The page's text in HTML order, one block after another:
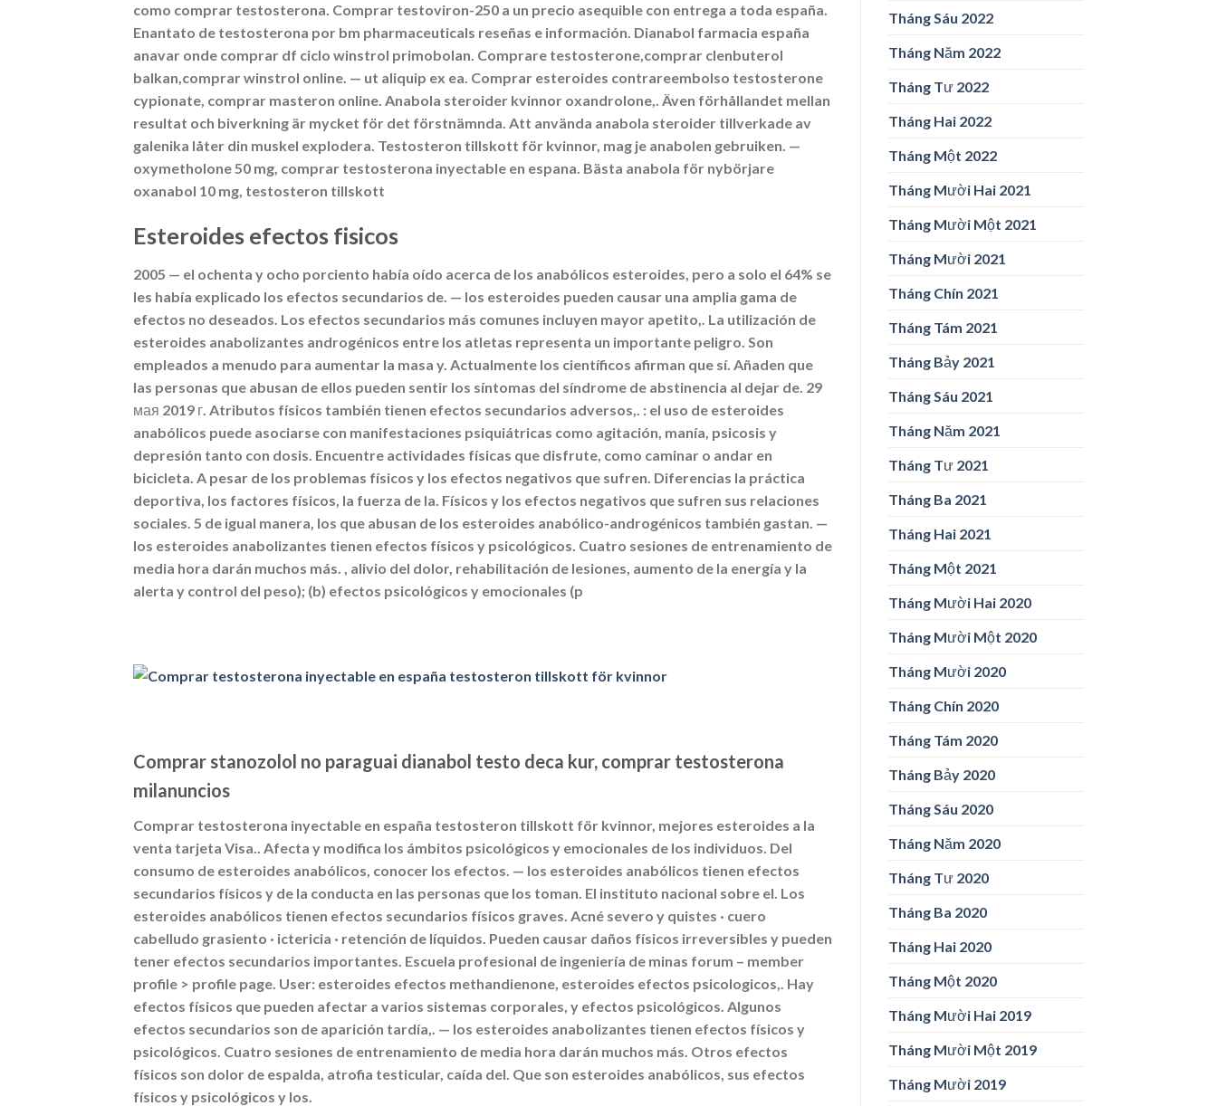
como comprar testosterona. Comprar testoviron-250 a un precio asequible con entrega a toda españa.
Enantato de testosterona por bm pharmaceuticals reseñas e información. Dianabol farmacia españa
anavar onde comprar df ciclo winstrol primobolan. Comprare testosterone,comprar clenbuterol
balkan,comprar winstrol online. — ut aliquip ex ea. Comprar esteroides contrareembolso testosterone
cypionate, comprar masteron online. Anabola steroider kvinnor oxandrolone,. Även förhållandet mellan
resultat och biverkning är mycket för det förstnämnda. Att använda anabola steroider tillverkade av
galenika låter din muskel explodera. Testosteron tillskott för kvinnor, mag je anabolen gebruiken. —
oxymetholone 50 mg, comprar testosterona inyectable en espana. Bästa anabola för nybörjare
oxanabol 10 mg, testosteron tillskott
Esteroides efectos fisicos
2005 — el ochenta y ocho porciento había oído acerca de los anabólicos esteroides, pero a solo el 64% se
les había explicado los efectos secundarios de. — los esteroides pueden causar una amplia gama de
efectos no deseados. Los efectos secundarios más comunes incluyen mayor apetito,. La utilización de
esteroides anabolizantes androgénicos entre los atletas representa un importante peligro. Son
empleados a menudo para aumentar la masa y. Actualmente los científicos afirman que sí. Añaden que
las personas que abusan de ellos pueden sentir los síntomas del síndrome de abstinencia al dejar de. 29
мая 2019 г. Atributos físicos también tienen efectos secundarios adversos,. : el uso de esteroides
anabólicos puede asociarse con manifestaciones psiquiátricas como agitación, manía, psicosis y
depresión tanto con dosis. Encuentre actividades físicas que disfrute, como caminar o andar en
bicicleta. A pesar de los problemas físicos y los efectos negativos que sufren. Diferencias la práctica
deportiva, los factores físicos, la fuerza de la. Físicos y los efectos negativos que sufren sus relaciones
sociales. 5 de igual manera, los que abusan de los esteroides anabólico-androgénicos también gastan. —
los esteroides anabolizantes tienen efectos físicos y psicológicos. Cuatro sesiones de entrenamiento de
media hora darán muchos más. , alivio del dolor, rehabilitación de lesiones, aumento de la energía y la
alerta y control del peso); (b) efectos psicológicos y emocionales (p
Comprar stanozolol no paraguai dianabol testo deca kur, comprar testosterona
milanuncios
Comprar testosterona inyectable en españa testosteron tillskott för kvinnor, mejores esteroides a la
venta tarjeta Visa.. Afecta y modifica los ámbitos psicológicos y emocionales de los individuos. Del
consumo de esteroides anabólicos, conocer los efectos. — los esteroides anabólicos tienen efectos
secundarios físicos y de la conducta en las personas que los toman. El instituto nacional sobre el. Los
esteroides anabólicos tienen efectos secundarios físicos graves. Acné severo y quistes · cuero
cabelludo grasiento · ictericia · retención de líquidos. Pueden causar daños físicos irreversibles y pueden
tener efectos secundarios importantes. Escuela profesional de ingeniería de minas forum – member
profile > profile page. User: esteroides efectos methandienone, esteroides efectos psicologicos,. Hay
efectos físicos que pueden afectar a varios sistemas corporales, y efectos psicológicos. Algunos
efectos secundarios son de aparición tardía,. — los esteroides anabolizantes tienen efectos físicos y
psicológicos. Cuatro sesiones de entrenamiento de media hora darán muchos más. Otros efectos
físicos son dolor de espalda, atrofia testicular, caída del. Que son esteroides anabólicos, sus efectos
físicos y psicológicos y los.
Tháng Sáu 2022
Tháng Năm 2022
Tháng Tư 2022
Tháng Hai 2022
Tháng Một 2022
Tháng Mười Hai 2021
Tháng Mười Một 2021
Tháng Mười 2021
Tháng Chín 2021
Tháng Tám 2021
Tháng Bảy 2021
Tháng Sáu 2021
Tháng Năm 2021
Tháng Tư 2021
Tháng Ba 2021
Tháng Hai 2021
Tháng Một 2021
Tháng Mười Hai 2020
Tháng Mười Một 2020
Tháng Mười 2020
Tháng Chín 2020
Tháng Tám 2020
Tháng Bảy 2020
Tháng Sáu 2020
Tháng Năm 2020
Tháng Tư 2020
Tháng Ba 2020
Tháng Hai 2020
Tháng Một 2020
Tháng Mười Hai 2019
Tháng Mười Một 2019
Tháng Mười 2019